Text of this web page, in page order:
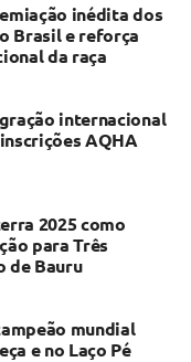
inédita dos
Brasil e reforça
da raça
internacional
AQHA
2025 como
para Três
de Bauru
mundial
e no Laço Pé